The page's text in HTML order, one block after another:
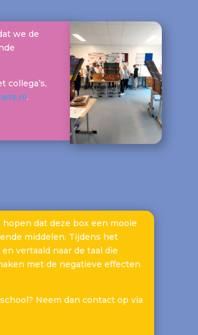
we de
collega’s,
.
dat deze box een mooie
middelen. Tijdens het
vertaald naar de taal die
met de negatieve effecten
Neem dan contact op via